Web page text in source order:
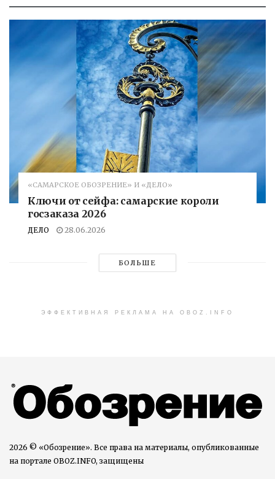
«САМАРСКОЕ ОБОЗРЕНИЕ» И «ДЕЛО»
Ключи от сейфа: самарские короли
госзаказа 2026
ДЕЛО 28.06.2026
БОЛЬШЕ
ЭФФЕКТИВНАЯ РЕКЛАМА НА OBOZ.INFO
2026 © «Обозрение». Все права на материалы, опубликованные
на портале OBOZ.INFO, защищены